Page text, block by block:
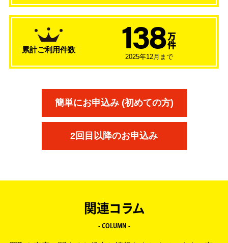
累計ご利用件数 138 万
件
2025年12月まで
簡単にお申込み (初めての方)
2回目以降のお申込み
関連コラム
- COLUMN -